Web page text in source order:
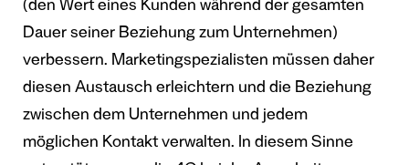
(den Wert eines Kunden während der gesamten
Dauer seiner Beziehung zum Unternehmen)
verbessern. Marketingspezialisten müssen daher
diesen Austausch erleichtern und die Beziehung
zwischen dem Unternehmen und jedem
möglichen Kontakt verwalten. In diesem Sinne